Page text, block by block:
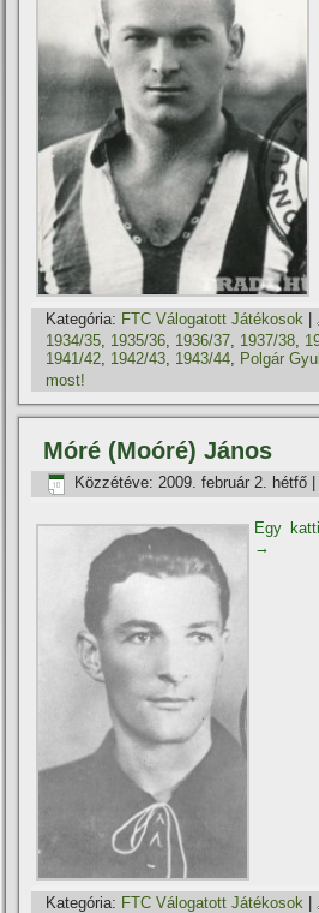
Kategória: FTC Válogatott Játékosok |
1934/35 1935/36 1936/37 1937/38
1941/42, 1942/43, 1943/44, Polgár
most!
Móré (Moóré) János
Közzétéve: 2009. február 2. hétfő
Egy
→
Kategória: FTC Válogatott Játékosok |